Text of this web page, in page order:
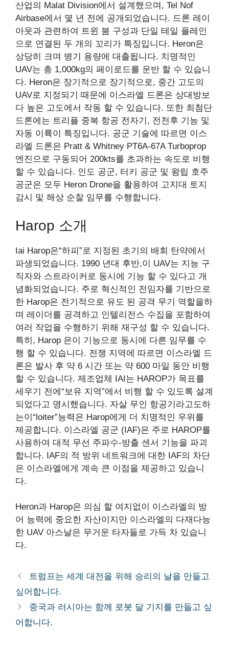
산업의 Malat Division에서 설계했으며, Tel Nof
Airbase에서 몇 년 전에 공개되었습니다. 드론 레이
아웃과 관련하여 트윈 붐 구성과 단일 테일 플레인
으로 연결된 두 개의 꼬리가 특징입니다. Heron은
상당히 크며 병기 용량에 대출됩니다. 치명적인
UAV는 총 1,000kg의 페이로드를 운반 할 수 있습니
다. Heron은 장기적으로 장기적으로, 중간 고도의
UAV로 지정되기 때문에 이스라엘 드론은 상대방보
다 높은 고도에서 작동 할 수 있습니다. 또한 최첨단
드론에는 트리플 중복 항공 전자기, 전천후 기능 및
자동 이륙이 특징입니다. 공군 기술에 따르면 이스
라엘 드론은 Pratt & Whitney PT6A-67A Turboprop
엔진으로 구동되어 200kts를 초과하는 속도로 비행
할 수 있습니다. 인도 공군, 터키 공군 및 왕립 호주
공군은 모두 Heron Drone을 활용하여 고지대 토지
감시 및 해상 순찰 임무를 수행합니다.
Harop 소개
Iai Harop은“하피”로 지정된 초기의 배회 탄약에서
파생되었습니다. 1990 년대 후반,이 UAV는 지능 구
직자와 스트라이커로 동시에 기능 할 수 있다고 개
념화되었습니다. 주로 혁신적인 전임자를 기반으로
한 Harop은 전기적으로 유도 된 공격 무기 역할을하
며 레이더를 공격하고 인텔리전스 수집을 포함하여
여러 작업을 수행하기 위해 재구성 할 수 있습니다.
특히, Harop 은이 기능으로 동시에 다른 임무를 수
행 할 수 있습니다. 전쟁 지역에 따르면 이스라엘 드
론은 발사 후 약 6 시간 또는 약 600 마일 동안 비행
할 수 있습니다. 제조업체 IAI는 HAROP가 목표를
세우기 전에“보유 지역”에서 비행 할 수 있도록 설계
되었다고 명시했습니다. 자살 무인 항공기라고도하
는이“loiter”능력은 Harop에게 더 치명적인 우위를
제공합니다. 이스라엘 공군 (IAF)은 주로 HAROP를
사용하여 대적 무선 주파수-방출 센서 기능을 파괴
합니다. IAF의 적 방위 네트워크에 대한 IAF의 차단
은 이스라엘에게 계속 큰 이점을 제공하고 있습니
다.
Heron과 Harop은 의심 할 여지없이 이스라엘의 방
어 능력에 중요한 자산이지만 이스라엘의 다재다능
한 UAV 아스날은 무거운 타자들로 가득 차 있습니
다.
트럼프는 세계 대전을 위해 승리의 날을 만들고
싶어합니다.
중국과 러시아는 함께 로봇 달 기지를 만들고 싶
어합니다.